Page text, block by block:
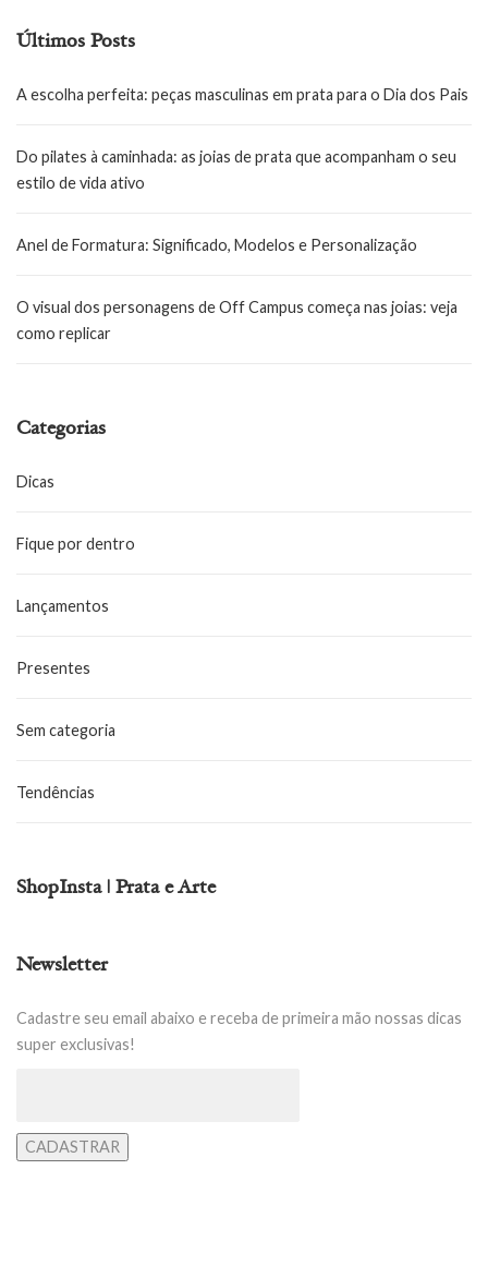
Últimos Posts
A escolha perfeita: peças masculinas em prata para o Dia dos Pais
Do pilates à caminhada: as joias de prata que acompanham o seu
estilo de vida ativo
Anel de Formatura: Significado, Modelos e Personalização
O visual dos personagens de Off Campus começa nas joias: veja
como replicar
Categorias
Dicas
Fique por dentro
Lançamentos
Presentes
Sem categoria
Tendências
ShopInsta | Prata e Arte
Newsletter
Cadastre seu email abaixo e receba de primeira mão nossas dicas
super exclusivas!